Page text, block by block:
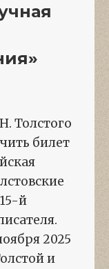
Толстого
билет
й
2025
и